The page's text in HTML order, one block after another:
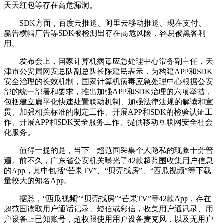
天天红包等存在高危漏洞。
SDK方面，百度云推送、阿里云移动推送、现在支付、
赢告横幅广告等SDK被检测出存在高危风险，容易被黑客利
用。
发布会上，国家计算机病毒应急处理中心常务副主任，天
津市公安局网安总队副总队长陈建民表示，为构建APP和SDK
安全治理的长效机制，国家计算机病毒应急处理中心根据公安
部的统一部署和要求，推出加强APP和SDK治理的六项举措，
包括建立扁平化快速处置联动机制、加强法律法规的解读和宣
贯、加强相关标准的制定工作、开展APP和SDK的检验认证工
作、开展APP和SDK安全服务工作、提供移动互联网安全社会
化服务。
值得一提的是，当下，超范围采集个人隐私的现象十分普
遍。前不久，广东省公安机关曝光了42款超范围收集用户信息
的App，其中包括“芒果TV”、“贝壳找房”、“西瓜视频”等下载
量较大的知名App。
据悉，“西瓜视频”“贝壳找房”“芒果TV”等42款App，存在
超范围读取用户通话记录、短信或彩信，收集用户通讯录、用
户设备上已知账号，超权限使用用户设备麦克风，以及无用户